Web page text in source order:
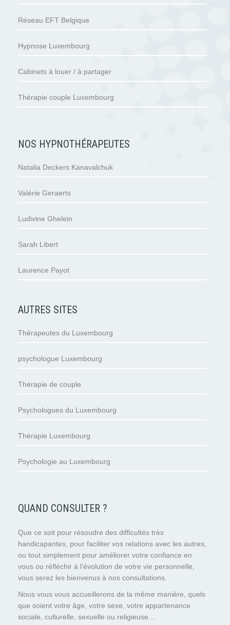
Réseau EFT Belgique
Hypnose Luxembourg
Cabinets à louer / à partager
Thérapie couple Luxembourg
NOS HYPNOTHÉRAPEUTES
Natalia Deckers Kanavalchuk
Valérie Geraerts
Ludivine Ghelein
Sarah Libert
Laurence Payot
AUTRES SITES
Thérapeutes du Luxembourg
psychologue Luxembourg
Thérapie de couple
Psychologues du Luxembourg
Thérapie Luxembourg
Psychologie au Luxembourg
QUAND CONSULTER ?
Que ce soit pour résoudre des difficultés très
handicapantes, pour faciliter vos relations avec les autres,
ou tout simplement pour améliorer votre confiance en
vous ou réfléchir à l’évolution de votre vie personnelle,
vous serez les bienvenus à nos consultations.
Nous vous vous accueillerons de la même manière, quels
que soient votre âge, votre sexe, votre appartenance
sociale, culturelle, sexuelle ou religieuse…